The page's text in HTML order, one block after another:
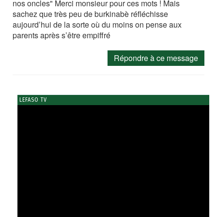
nos oncles" Merci monsieur pour ces mots ! Mais
sachez que très peu de burkinabè réfléchisse
aujourd’hui de la sorte où du moins on pense aux
parents après s’être empiffré
Répondre à ce message
LEFASO TV